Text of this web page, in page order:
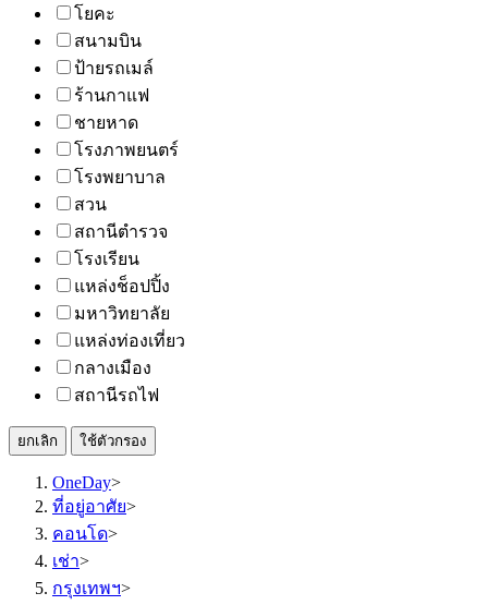
โยคะ
สนามบิน
ป้ายรถเมล์
ร้านกาแฟ
ชายหาด
โรงภาพยนตร์
โรงพยาบาล
สวน
สถานีตำรวจ
โรงเรียน
แหล่งช็อปปิ้ง
มหาวิทยาลัย
แหล่งท่องเที่ยว
กลางเมือง
สถานีรถไฟ
ยกเลิก ใช้ตัวกรอง
OneDay>
ที่อยู่อาศัย>
คอนโด>
เช่า>
กรุงเทพฯ>